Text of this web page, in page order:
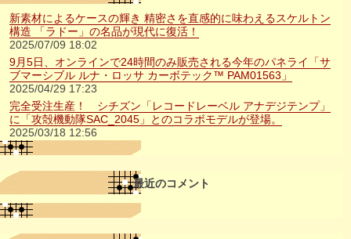
新素材によるケースの輝き 精密さを直感的に味わえるスケルトン
構造 「ラドー」の名品が現代に復活！
2025/07/09 18:02
9月5日、オンラインで24時間のみ販売される今年のパネライ「サ
ブマーシブル ルナ・ロッサ カーボテック™ PAM01563」
2025/04/29 17:23
完全受注生産！ シチズン「レコードレーベル アナデジテンプ」
に「攻殻機動隊SAC_2045」とのコラボモデルが登場。
2025/03/18 12:56
最近のコメント